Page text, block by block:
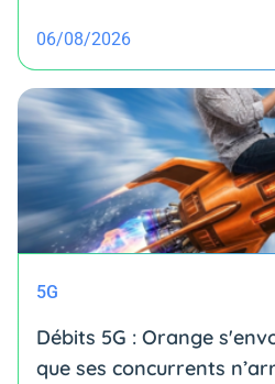
06/08/2026
5G
Débits 5G : Orange
que ses concurrents